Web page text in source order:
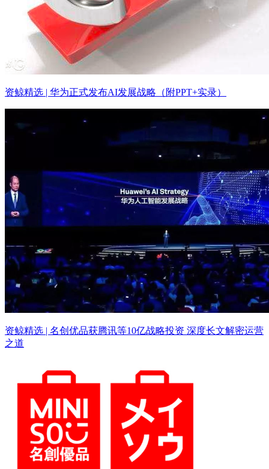
资鲸精选 | 华为正式发布AI发展战略（附PPT+实录）
资鲸精选 | 名创优品获腾讯等10亿战略投资 深度长文解密运营
之道